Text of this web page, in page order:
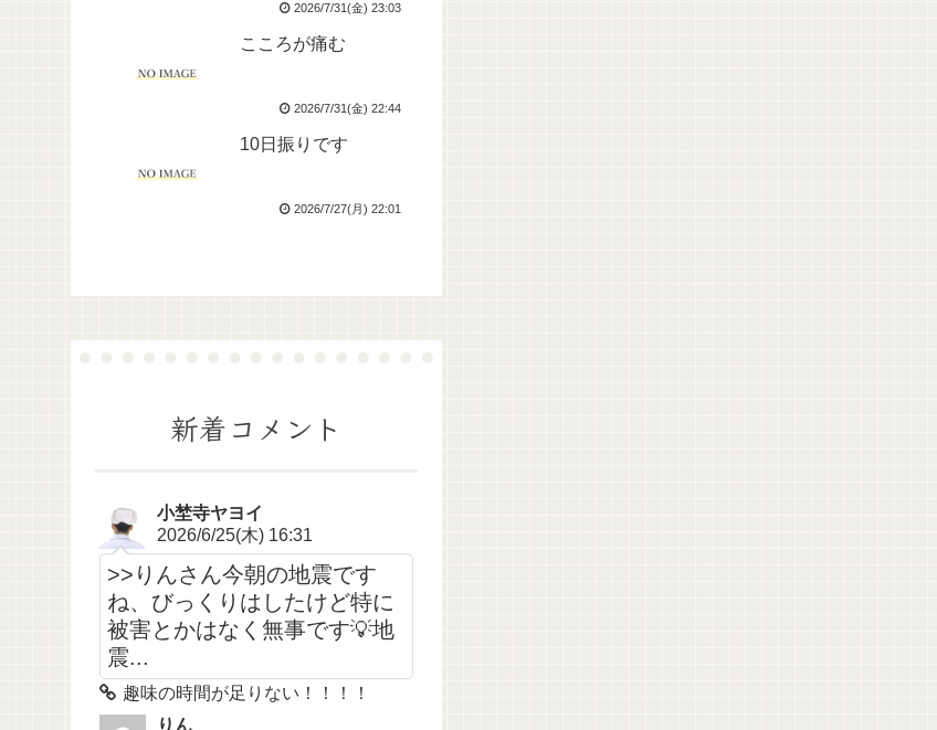
2026/7/31(金) 23:03
こころが痛む
2026/7/31(金) 22:44
10日振りです
2026/7/27(月) 22:01
新着コメント
小埜寺ヤヨイ
2026/6/25(木) 16:31
>>りんさん今朝の地震です
ね、びっくりはしたけど特に
被害とかはなく無事です💡地
震...
趣味の時間が足りない！！！！
りん